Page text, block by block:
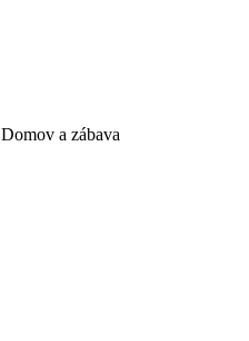
Domov a zábava